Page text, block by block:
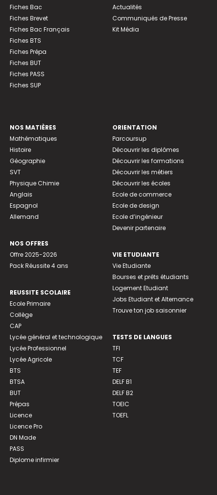
Fiches Bac
Fiches Brevet
Fiches Bac Français
Fiches BTS
Fiches Prépa
Fiches BUT
Fiches PASS
Fiches SUP
Actualités
Communiqués de Presse
Kit Média
NOS MATIÈRES
Mathématiques
Histoire
Géographie
SVT
Physique Chimie
Anglais
Espagnol
Allemand
NOS OFFRES
Offre 2025-2026
Pack Réussite 4 ans
REUSSITE SCOLAIRE
Ecole Primaire
Collège
CAP
Lycée général et technologique
Lycée Professionnel
Lycée Agricole
BTS
BTSA
BUT
Prépas
Licence
Licence Pro
DN Made
PASS
Diplome infirmier
ORIENTATION
Parcoursup
Découvrir les diplômes
Découvrir les formations
Découvrir les métiers
Découvrir les écoles
Ecole de commerce
Ecole de design
Ecole d’ingénieur
Devenir partenaire
VIE ETUDIANTE
Vie Etudiante
Bourses et prêts étudiants
Logement Etudiant
Jobs Etudiant et Alternance
Trouve ton job saisonnier
TESTS DE LANGUES
TFI
TCF
TEF
DELF B1
DELF B2
TOEIC
TOEFL